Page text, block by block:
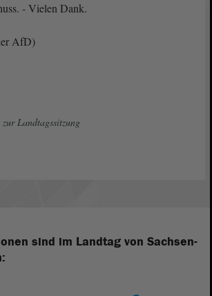
- Vielen Dank.
AfD)
Landtagssitzung
sind im Landtag von Sachsen-